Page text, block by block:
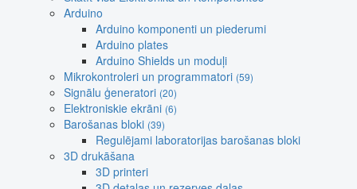
Arduino
Arduino komponenti un piederumi
Arduino plates
Arduino Shields un moduļi
Mikrokontroleri un programmatori (59)
Signālu ģeneratori (20)
Elektroniskie ekrāni (6)
Barošanas bloki (39)
Regulējami laboratorijas barošanas bloki
3D drukāšana
3D printeri